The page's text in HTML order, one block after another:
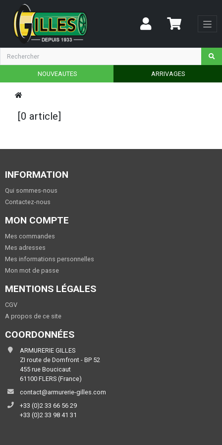
NOUVEAUTES ARRIVAGES
[0 article]
INFORMATION
Qui sommes-nous
Contactez-nous
MON COMPTE
Mes commandes
Mes adresses
Mes informations personnelles
Mon mot de passe
MENTIONS LÉGALES
CGV
A propos de ce site
COORDONNÉES
ARMURERIE GILLES
ZI route de Domfront - BP 52
455 rue Boucicaut
61100 FLERS (France)
contact@armurerie-gilles.com
+33 (0)2 33 66 56 29
+33 (0)2 33 98 41 31